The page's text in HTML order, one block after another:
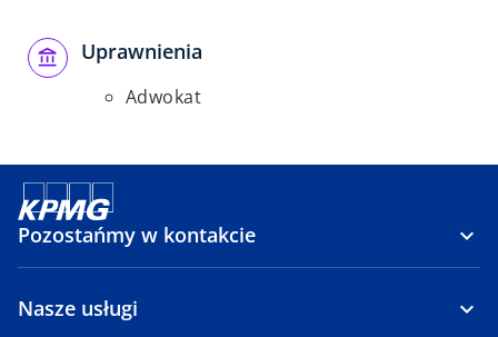
Uprawnienia
Adwokat
Pozostańmy w kontakcie
Nasze usługi